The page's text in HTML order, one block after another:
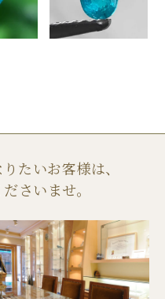
たいお客様は、
さいませ。